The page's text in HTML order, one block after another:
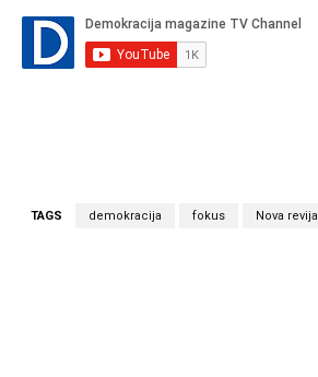
TAGS demokracija fokus Nova revija